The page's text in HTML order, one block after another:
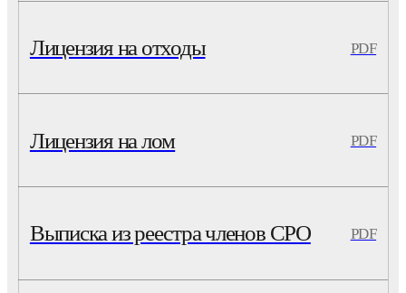
Лицензия на отходы PDF
Лицензия на лом PDF
Выписка из реестра членов СРО PDF